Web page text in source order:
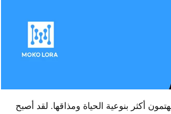
أكثر بنوعية الحياة ومذاقها. لقد أصبح